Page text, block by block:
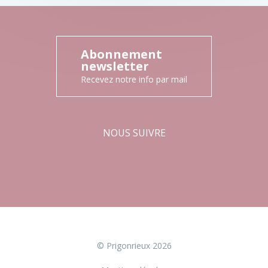
Abonnement
newsletter
Recevez notre info par mail
NOUS SUIVRE
© Prigonrieux 2026